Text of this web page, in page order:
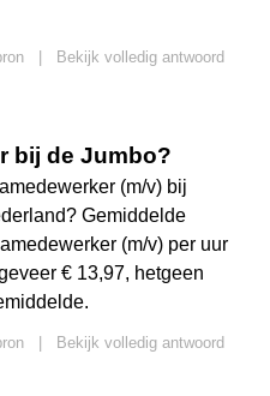
Bekijk volledig antwoord
bij de Jumbo?
(m/v) bij
Gemiddelde
(m/v) per uur
€ 13,97, hetgeen
Bekijk volledig antwoord